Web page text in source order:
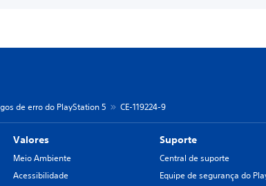
de erro do PlayStation 5 CE-119224-9
Valores
Meio Ambiente
Acessibilidade
Suporte
Central de suporte
Equipe de segurança do